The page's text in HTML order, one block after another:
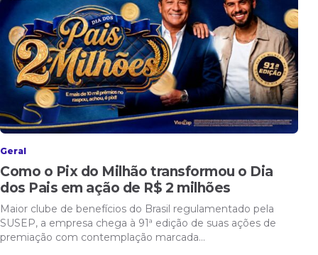
Geral
Como o Pix do Milhão transformou o Dia
dos Pais em ação de R$ 2 milhões
Maior clube de benefícios do Brasil regulamentado pela
SUSEP, a empresa chega à 91ª edição de suas ações de
premiação com contemplação marcada…